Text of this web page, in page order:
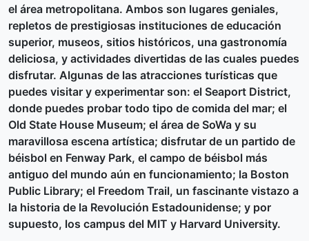
el área metropolitana. Ambos son lugares geniales,
repletos de prestigiosas instituciones de educación
superior, museos, sitios históricos, una gastronomía
deliciosa, y actividades divertidas de las cuales puedes
disfrutar. Algunas de las atracciones turísticas que
puedes visitar y experimentar son: el Seaport District,
donde puedes probar todo tipo de comida del mar; el
Old State House Museum; el área de SoWa y su
maravillosa escena artística; disfrutar de un partido de
béisbol en Fenway Park, el campo de béisbol más
antiguo del mundo aún en funcionamiento; la Boston
Public Library; el Freedom Trail, un fascinante vistazo a
la historia de la Revolución Estadounidense; y por
supuesto, los campus del MIT y Harvard University.